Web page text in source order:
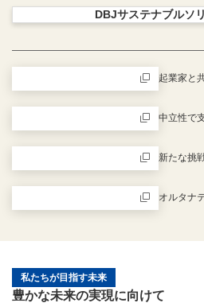
DBJサステナブルソ
新規
起業家と
中立性で
新たな挑
オルタナ
私たちが目指す未来
豊かな未来の実現に向けて